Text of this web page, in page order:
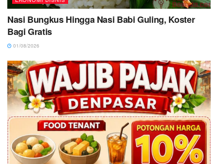
Nasi Bungkus Hingga Nasi Babi Guling, Koster
Bagi Gratis
01/08/2026